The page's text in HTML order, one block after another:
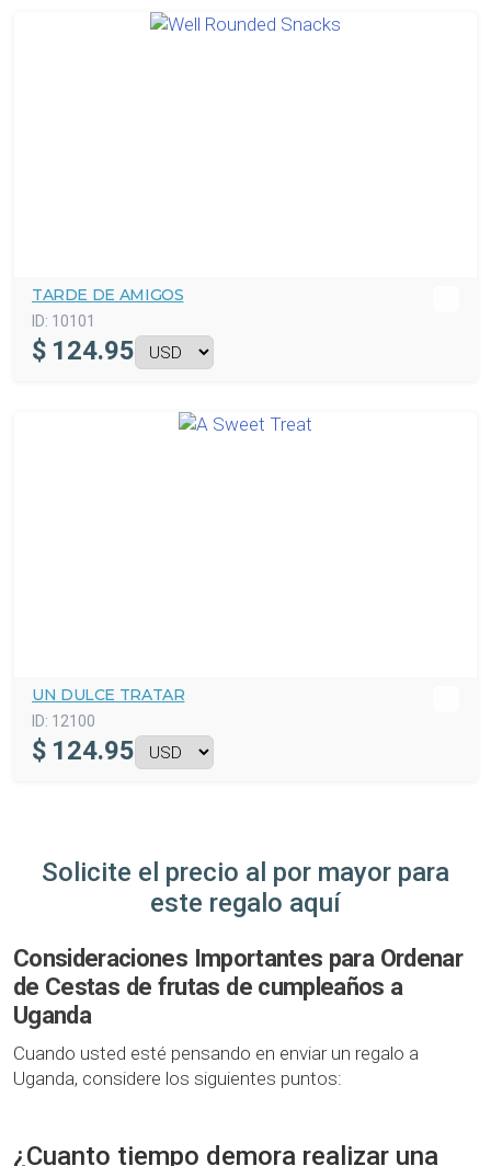
TARDE DE AMIGOS
ID: 10101
$ 124.95
UN DULCE TRATAR
ID: 12100
$ 124.95
Solicite el precio al por mayor para
este regalo aquí
Consideraciones Importantes para Ordenar
de Cestas de frutas de cumpleaños a
Uganda
Cuando usted esté pensando en enviar un regalo a
Uganda, considere los siguientes puntos:
¿Cuanto tiempo demora realizar una